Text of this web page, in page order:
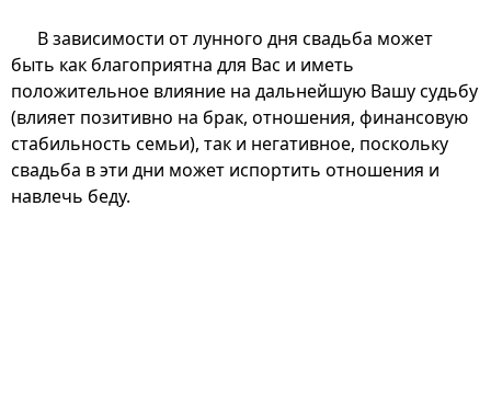
В зависимости от лунного дня свадьба может
быть как благоприятна для Вас и иметь
положительное влияние на дальнейшую Вашу судьбу
(влияет позитивно на брак, отношения, финансовую
стабильность семьи), так и негативное, поскольку
свадьба в эти дни может испортить отношения и
навлечь беду.